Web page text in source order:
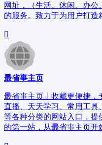
网址，（生活、休闲、办
的服务。致力于为用户打造
最省事主页
最省事主页丨收藏更便捷
直播、天天学习、常用工具
等各种分类的网站入口，提
的第一站，从最省事主页开